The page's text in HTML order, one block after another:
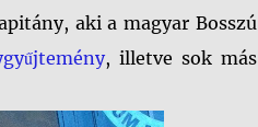
aki a magyar Bosszú
, illetve sok más